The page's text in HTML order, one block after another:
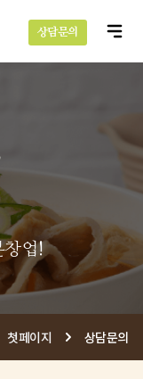
상담문의
창업!
첫페이지 상담문의